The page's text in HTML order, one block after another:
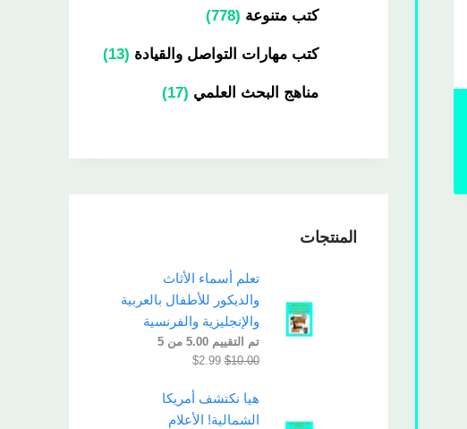
كتب متنوعة 778
كتب مهارات التواصل والقيادة 13
مناهج البحث العلمي 17
المنتجات
تعلم أسماء الأثاث
والديكور للأطفال بالعربية
والإنجليزية والفرنسية
تم التقييم5.00 من 5
$10.00
$2.99
هيا نكتشف أمريكا
الشمالية! الأعلام